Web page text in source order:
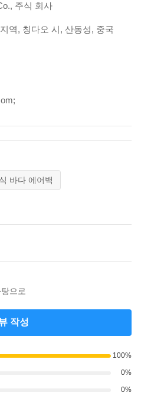
주식 회사
역, 칭다오 시, 산동성, 중국
바다 에어백
으로
작성
100%
0%
0%